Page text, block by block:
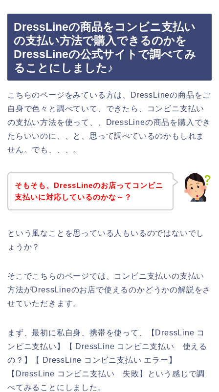
DressLineの商品をコンビニ支払い
の支払い方法で購入できるのかを
DressLineの公式サイトで調べてみ
ることにしました♪
こちらのページをみている方は、DressLineの商品をご
自身で色々と調べていて、できたら、コンビニ支払い
の支払い方法を使って、、DressLineの商品を購入でき
たらいいのに、、と、思って調べているのかもしれま
せん。でも、、、。
そもそも、DressLineのお店ってコンビニ
支払いに対応しているのかな～？
という風なことを思っている人もいるのではないでし
ょうか？
そこでこちらのページでは、コンビニ支払いの支払い
方法がDressLineのお店で使えるのかどうかの解説をさ
せていただきます。
まず、最初に私自身、携帯を使って、【DressLine コ
ンビニ支払い】【 DressLine コンビニ支払い 使える
の？】【 DressLine コンビニ支払い エラー】
【DressLine コンビニ支払い 失敗】という感じで調
べてみることにしました。